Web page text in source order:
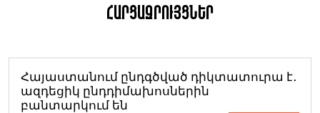
Հարցազրույցներ
Հայաստանում ընդգծված դիկտատուրա է․
ազդեցիկ ընդդիմախոսներին
բանտարկում են